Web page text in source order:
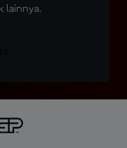
lainnya.